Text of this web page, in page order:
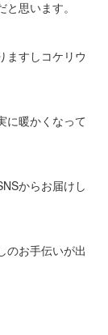
思います。
ますしコケリウ
に暖かくなって
からお届けし
のお手伝いが出